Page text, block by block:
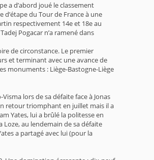
a d’abord joué le classement
du Tour de France à une
respectivement 14e et 18e au
Pogacar n’a ramené dans
de circonstance. Le premier
et terminant avec une avance de
monuments : Liège-Bastogne-Liège
lors de sa défaite face à Jonas
retour triomphant en juillet mais il a
Yates, lui a brûlé la politesse en
Loze, au lendemain de sa défaite
a partagé avec lui (pour la